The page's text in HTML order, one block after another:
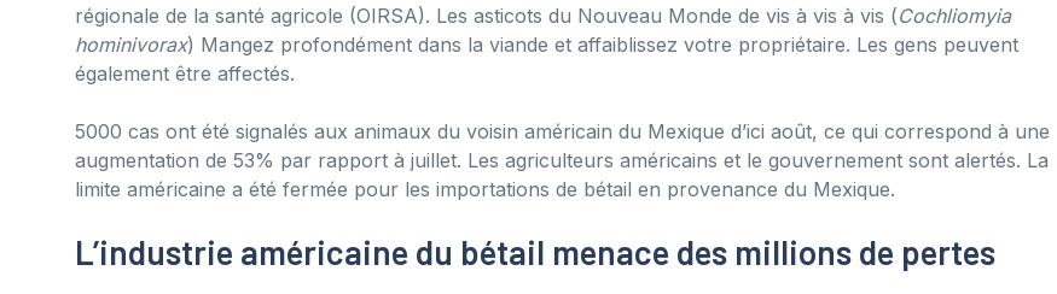
régionale de la santé agricole (OIRSA). Les asticots du Nouveau Monde de vis à vis à vis (Cochliomyia
hominivorax) Mangez profondément dans la viande et affaiblissez votre propriétaire. Les gens peuvent
également être affectés.
5000 cas ont été signalés aux animaux du voisin américain du Mexique d’ici août, ce qui correspond à une
augmentation de 53% par rapport à juillet. Les agriculteurs américains et le gouvernement sont alertés. La
limite américaine a été fermée pour les importations de bétail en provenance du Mexique.
L’industrie américaine du bétail menace des millions de pertes